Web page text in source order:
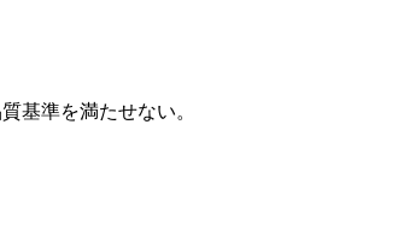
基準を満たせない。